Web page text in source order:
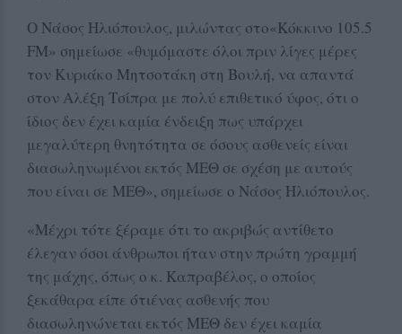
Ο Νάσος Ηλιόπουλος, μιλώντας στο«Κόκκινο 105.5
FM» σημείωσε «θυμόμαστε όλοι πριν λίγες μέρες
τον Κυριάκο Μητσοτάκη στη Βουλή, να απαντά
στον Αλέξη Τσίπρα με πολύ επιθετικό ύφος, ότι ο
ίδιος δεν έχει καμία ένδειξη πως υπάρχει
μεγαλύτερη θνητότητα σε όσους ασθενείς είναι
διασωληνωμένοι εκτός ΜΕΘ σε σχέση με αυτούς
που είναι σε ΜΕΘ», σημείωσε ο Νάσος Ηλιόπουλος.
«Μέχρι τότε ξέραμε ότι το ακριβώς αντίθετο
έλεγαν όσοι άνθρωποι ήταν στην πρώτη γραμμή
της μάχης, όπως ο κ. Καπραβέλος, ο οποίος
ξεκάθαρα είπε ότιένας ασθενής που
διασωληνώνεται εκτός ΜΕΘ δεν έχει καμία